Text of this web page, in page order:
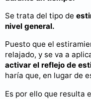
Se trata del tipo de
nivel general.
Puesto que el
relajado, y se va a
activar el reflejo de
haría que, en lugar de
Es por ello que resulta